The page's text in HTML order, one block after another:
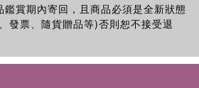
賞期內寄回，且商品必須是全新狀態
發票、隨貨贈品等)否則恕不接受退